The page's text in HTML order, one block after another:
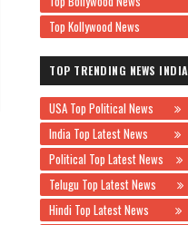
Top Kollywood News
TOP TRENDING NEWS INDIA
USA Top Political News
India Top Latest News
Political Top Latest News
Telugu Top Latest News
Hindi Top Latest News